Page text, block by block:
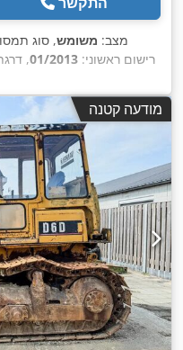
מצב: משומש, סוג
רישום ראשוני: 01/2013
,
מודעה קטנה